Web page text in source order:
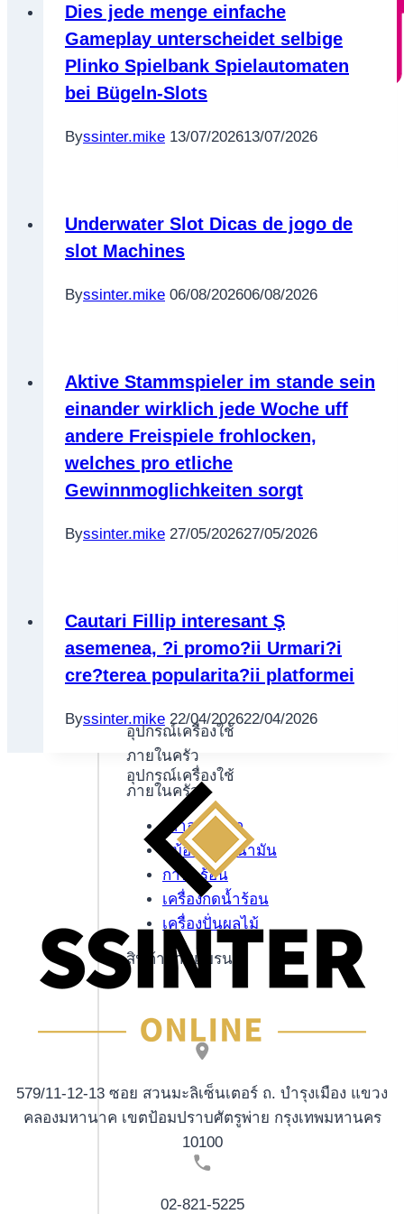
อุปกรณ์เครื่องใช้
ภายในครัว
อุปกรณ์เครื่องใช้
ภายในครัว
เตาอบไฟฟ้า
หม้อทอดไร้น้ำมัน
กาน้ำร้อน
เครื่องกดน้ำร้อน
เครื่องปั่นผลไม้
สินค้าตามแบรนด์
Dies jede menge einfache
Gameplay unterscheidet selbige
Plinko Spielbank Spielautomaten
bei Bügeln-Slots
Byssinter.mike 13/07/202613/07/2026
Underwater Slot Dicas de jogo de
slot Machines
Byssinter.mike 06/08/202606/08/2026
Aktive Stammspieler im stande sein
einander wirklich jede Woche uff
andere Freispiele frohlocken,
welches pro etliche
Gewinnmoglichkeiten sorgt
Byssinter.mike 27/05/202627/05/2026
Cautari Fillip interesant Ş
asemenea, ?i promo?ii Urmari?i
cre?terea popularita?ii platformei
Byssinter.mike 22/04/202622/04/2026
579/11-12-13 ซอย สวนมะลิเซ็นเตอร์ ถ. บำรุงเมือง แขวง
คลองมหานาค เขตป้อมปราบศัตรูพ่าย กรุงเทพมหานคร
10100
02-821-5225